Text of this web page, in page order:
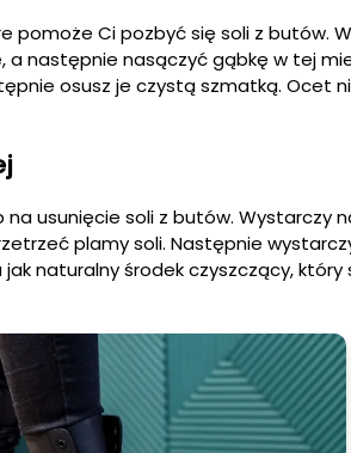
pomoże Ci pozbyć się soli z butów.
następnie nasączyć gąbkę w tej
osusz je czystą szmatką. Ocet
usunięcie soli z butów. Wystarczy
plamy soli. Następnie
naturalny środek czyszczący, który